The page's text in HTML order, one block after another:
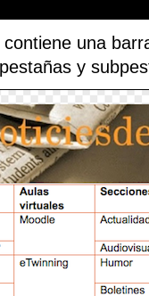
una
pestañas y